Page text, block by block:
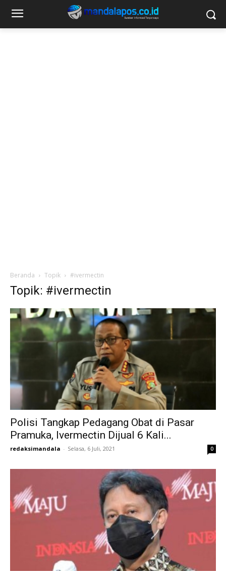
Beranda Topik #ivermectin
Topik: #ivermectin
Polisi Tangkap Pedagang Obat di Pasar
Pramuka, Ivermectin Dijual 6 Kali...
redaksimandala - Selasa, 6 Juli, 2021 0